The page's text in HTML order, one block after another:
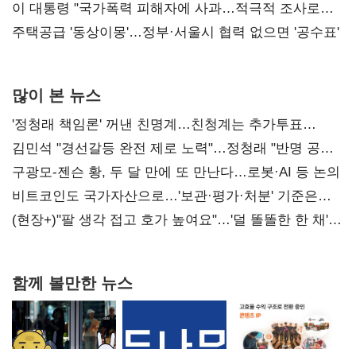
총선 지휘 못해"
이 대통령 "국가폭력 피해자에 사과…적극적 조사로
진실 밝혀야"
주택공급 '동상이몽'…정부·서울시 협력 없으면 '공수표'
많이 본 뉴스
'정청래 책임론' 꺼낸 친명계…친청계는 추가투표
때리기
김민석 "경선갈등 완전 제로 노력"…정청래 "반명 공세
사과부터"
구광모-젠슨 황, 두 달 만에 또 만난다…로봇·AI 등 논의
비트코인도 국가자산으로…'보관·평가·처분' 기준은
숙제
(현장+)"팔 생각 접고 호가 높여요"…'덜 똘똘한 한 채'
함께 볼만한 뉴스